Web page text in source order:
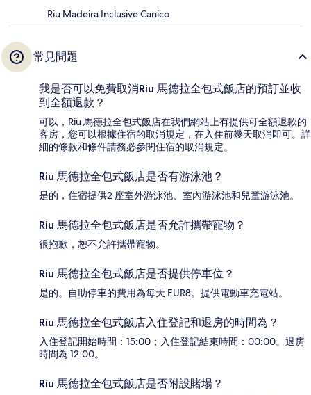
Riu Madeira Inclusive Canico
常見問題
我是否可以免費取消Riu 馬德拉全包式飯店的預訂並收
到全額退款？
可以，Riu 馬德拉全包式飯店在我們網站上有提供可全額退款的
客房，您可以根據住宿的取消規定，在入住前幾天取消即可。詳
細的條款和條件請務必參閱住宿的取消規定。
Riu 馬德拉全包式飯店是否有游泳池？
是的，住宿提供2 座室外游泳池、室內游泳池和兒童游泳池。
Riu 馬德拉全包式飯店是否允許攜帶寵物？
很抱歉，恕不允許攜帶寵物。
Riu 馬德拉全包式飯店是否提供停車位？
是的。自助停車的費用為每天 EUR8。提供電動車充電站。
Riu 馬德拉全包式飯店入住登記和退房的時間為？
入住登記開始時間：15:00；入住登記結束時間：00:00。退房
時間為 12:00。
Riu 馬德拉全包式飯店是否附設賭場？